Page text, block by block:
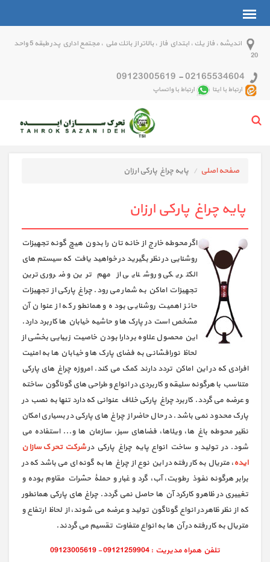
انديشه ، فاز يك ، ابتداي فاز ، بالاتر از بانك ملي ، مجتمع اداري پدر طبقه 5 واحد
20
02165534604
-
09123005619
ارتباط با ایتا ارتباط با واتساپ
صفحه اصلی پایه چراغ پارکی ارزان
پایه چراغ پارکی ارزان
اگر محوطه خارج از خانه تان را بدون هیچ گونه تجهیزات
روشنایی در نظر بگیرید در خواهید یافت که سیستم های
الکتریکی و روشنایی از مهم ترین و ضروری ترین
تجهیزات اماکن به شمار می رود. چراغ پارکی از تجهیزات
حائز اهمیت روشنایی بوده و همانطور که از عنوان آن
مشخص است در پارک ها و حاشیه خیابان ها کاربرد دارد.
این محصول علاوه بر دارا بودن خاصیت زیبایی بخشی از
لحاظ نورافشانی به فضای پارک ها و خیابان ها به امنیت
افرادی که در این اماکن تردد دارند کمک می کند. امروزه چراغ های پارکی
متناسب با هرگونه سلیقه و کاربردی در انواع و طراحی های گوناگون ساخته
و عرضه می گردد. کاربرد چراغ پارکی خلاف عنوانی که دارد تنها به نصب در
پارک محدود نمی باشد. در حال حاضر از چراغ های پارکی در بسیاری امکان
نظیر محوطه باغ ها، ویلاها، فضاهای سبز، سازمان ها و... استفاده می
شود. در تولید و ساخت انواع پایه چراغ پارکی درشرکت تحرک سازان
ایده، متریال به کار رفته در این نوع از چراغ ها به گونه ای می باشد که در
برابر هرگونه نفوذ رطوبت، آب، گرد و غبار و حملۀ حشرات مقاوم بوده و
تغییری در ظاهر و کارکرد آن ها حاصل نمی گردد. چراغ های پارکی همانطور
که از نظر ظاهر در انواع گوناگون تولید و عرضه می شوند، از لحاظ ارتفاع و
متریال به کار رفته در آن ها به انواع متفاوت تقسیم می گردند.